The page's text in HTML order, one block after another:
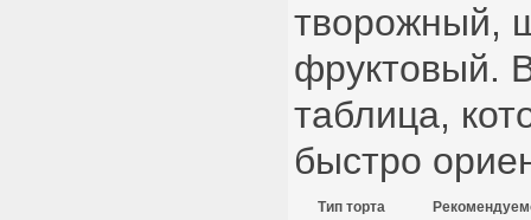
творожный,
фруктовый.
таблица,
быстро
Тип торта